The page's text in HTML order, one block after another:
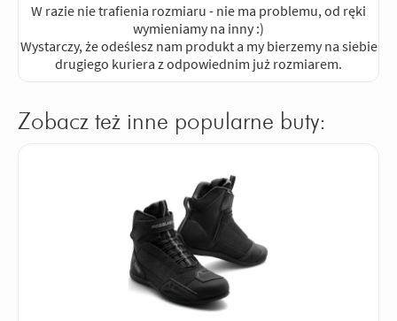
W razie nie trafienia rozmiaru - nie ma problemu, od ręki
wymieniamy na inny :)
Wystarczy, że odeślesz nam produkt a my bierzemy na siebie
drugiego kuriera z odpowiednim już rozmiarem.
Zobacz też inne popularne buty: